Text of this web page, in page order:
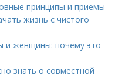
принципы и приемы
жизнь с чистого
и женщины: почему это
знать о совместной